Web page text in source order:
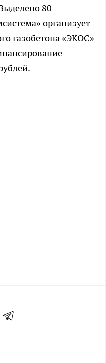
80
организует
газобетона «ЭКОС»